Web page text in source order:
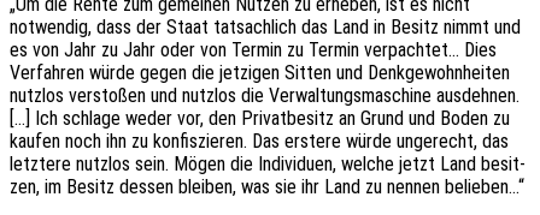
notwen­dig, dass der Staat tatsach­lich das Land in Besitz nimmt und
es von Jahr zu Jahr oder von Termin zu Termin verpach­tet… Dies
Verfah­ren würde gegen die jetzi­gen Sitten und Denk­ge­wohn­hei­ten
nutz­los versto­ßen und nutz­los die Verwal­tungs­ma­schi­ne ausdeh­nen.
[…] Ich schla­ge weder vor, den Privat­be­sitz an Grund und Boden zu
kaufen noch ihn zu konfis­zie­ren. Das erste­re würde unge­recht, das
letz­te­re nutz­los sein. Mögen die Indi­vi­du­en, welche jetzt Land besit­
zen, im Besitz dessen blei­ben, was sie ihr Land zu nennen belieben…“